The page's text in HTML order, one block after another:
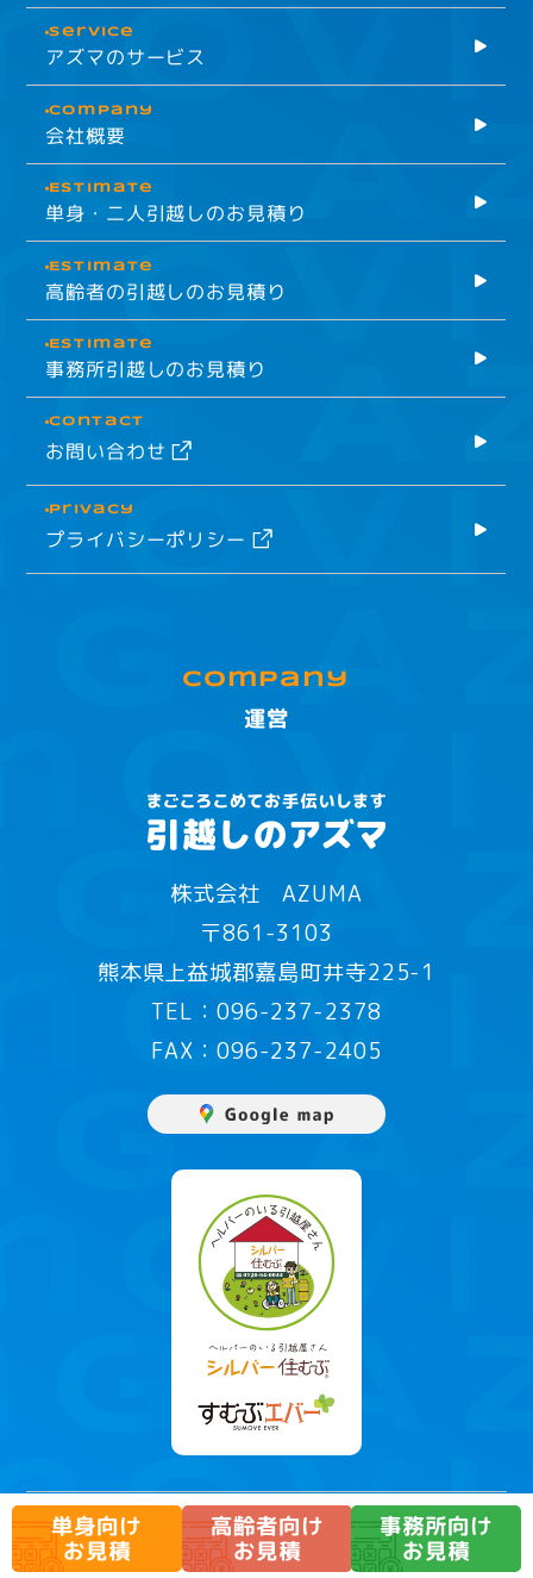
単身向け
お見積
高齢者向け
お見積
事務所向け
お見積
Service
アズマのサービス
company
会社概要
Estimate
単身・二人引越しのお見積り
Estimate
高齢者の引越しのお見積り
Estimate
事務所引越しのお見積り
Contact
お問い合わせ
Privacy
プライバシーポリシー
company
運営
株式会社 AZUMA
〒861-3103
熊本県上益城郡嘉島町井寺225-1
TEL：096-237-2378
FAX：096-237-2405
運賃・ 約款
©️2026,AZUMA Inc.